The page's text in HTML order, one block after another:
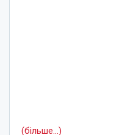
(більше…)